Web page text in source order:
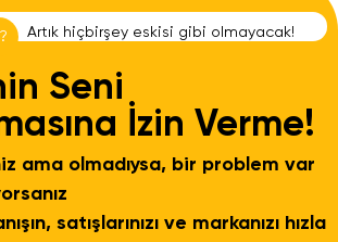
Artı k hiçbirşey es kisi gi bi o mayaca k!
Seni
İzin Verme!
ama olmadıysa, bir problem var
satışlarınızı ve markanızı hızla